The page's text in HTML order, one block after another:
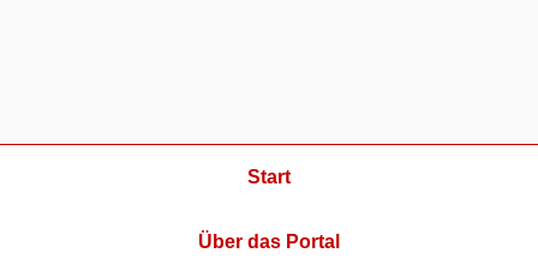
Start
Über das Portal